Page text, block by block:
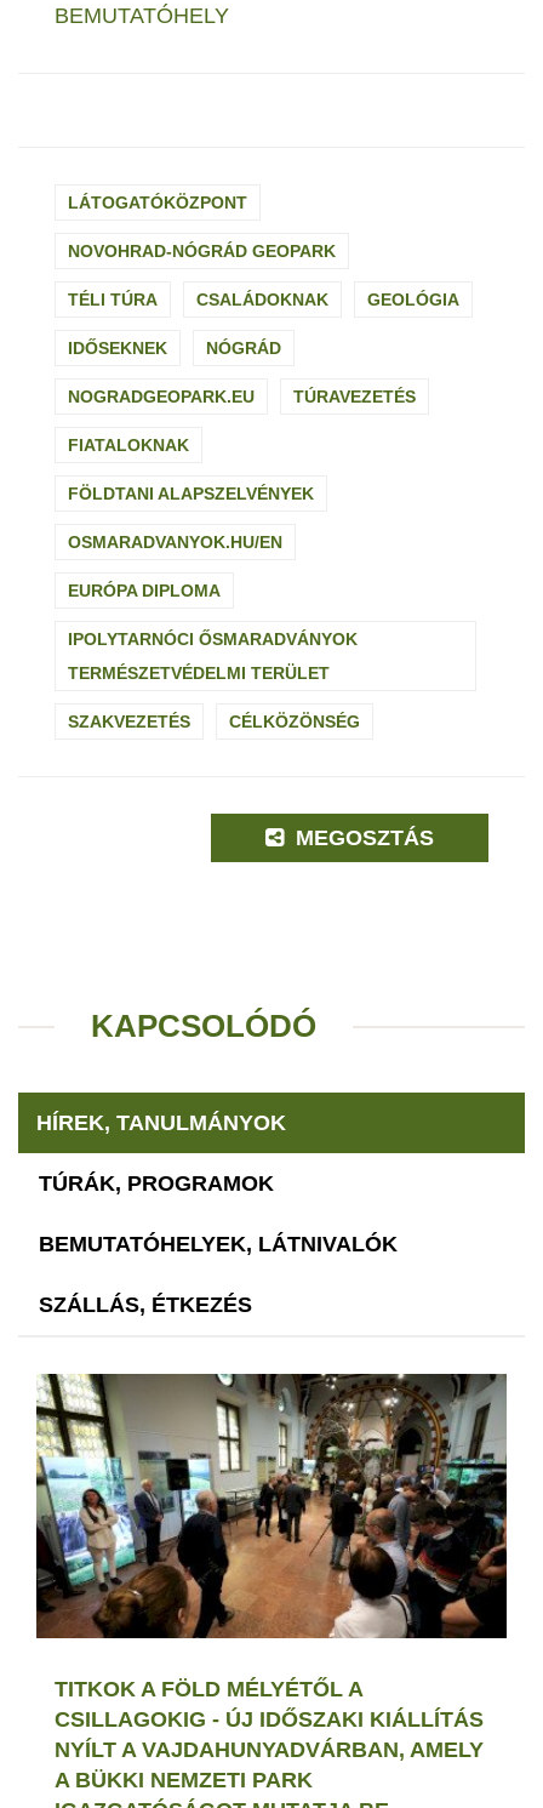
BEMUTATÓHELY
LÁTOGATÓKÖZPONT
NOVOHRAD-NÓGRÁD GEOPARK
TÉLI TÚRA CSALÁDOKNAK GEOLÓGIA
IDŐSEKNEK NÓGRÁD
NOGRADGEOPARK.EU TÚRAVEZETÉS
FIATALOKNAK
FÖLDTANI ALAPSZELVÉNYEK
OSMARADVANYOK.HU/EN
EURÓPA DIPLOMA
IPOLYTARNÓCI ŐSMARADVÁNYOK
TERMÉSZETVÉDELMI TERÜLET
SZAKVEZETÉS CÉLKÖZÖNSÉG
MEGOSZTÁS
KAPCSOLÓDÓ
HÍREK, TANULMÁNYOK
TÚRÁK, PROGRAMOK
BEMUTATÓHELYEK, LÁTNIVALÓK
SZÁLLÁS, ÉTKEZÉS
TITKOK A FÖLD MÉLYÉTŐL A
CSILLAGOKIG - ÚJ IDŐSZAKI KIÁLLÍTÁS
NYÍLT A VAJDAHUNYADVÁRBAN, AMELY
A BÜKKI NEMZETI PARK